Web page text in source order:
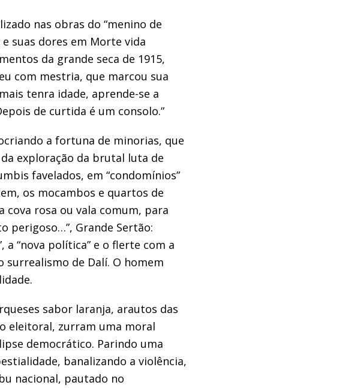
nas obras do “menino de
suas dores em Morte vida
da grande seca de 1915,
u com mestria, que marcou sua
tenra idade, aprende-se a
de curtida é um consolo.”
a fortuna de minorias, que
exploração da brutal luta de
favelados, em “condomínios”
os mocambos e quartos de
cova rosa ou vala comum, para
perigoso…”, Grande Sertão:
a “nova política”e o flerte com a
surrealismo de Dalí. O homem
sabor laranja, arautos das
eleitoral, zurram uma moral
democrático. Parindo uma
banalizando a violência,
nacional, pautado no